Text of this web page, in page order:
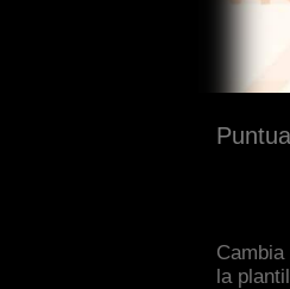
la